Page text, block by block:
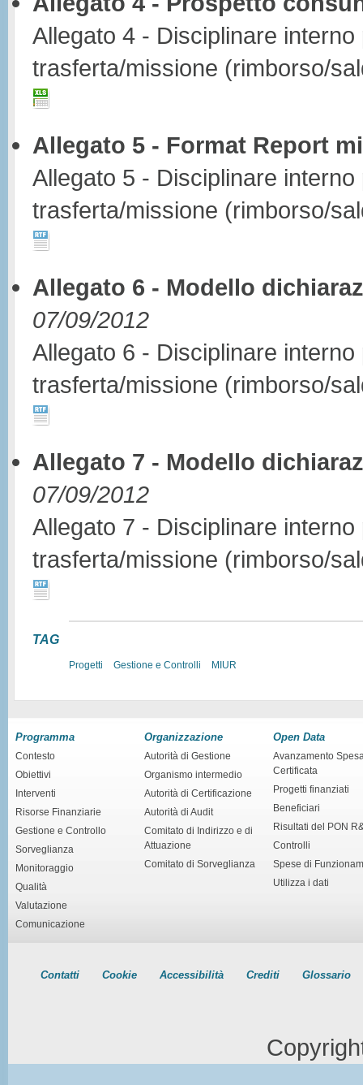
Allegato 4 - Disciplinare
trasferta/missione (rimborso/
Allegato 5 - Format Report
Allegato 5 - Disciplinare
trasferta/missione (rimborso/
Allegato 6 - Modello
07/09/2012
Allegato 6 - Disciplinare
trasferta/missione (rimborso/
Allegato 7 - Modello
07/09/2012
Allegato 7 - Disciplinare
trasferta/missione (rimborso/
TAG
Progetti Gestione e Controlli MIUR
Programma
Contesto
Obiettivi
Interventi
Risorse Finanziarie
Gestione e Controllo
Sorveglianza
Monitoraggio
Qualità
Valutazione
Comunicazione
Organizzazione
Autorità di Gestione
Organismo intermedio
Autorità di Certificazione
Autorità di Audit
Comitato di Indirizzo e di
Attuazione
Comitato di Sorveglianza
Open Data
Avanzamento
Certificata
Progetti finanziati
Beneficiari
Risultati del PON
Controlli
Spese di
Utilizza i dati
Contatti Cookie Accessibilità Crediti Glossario